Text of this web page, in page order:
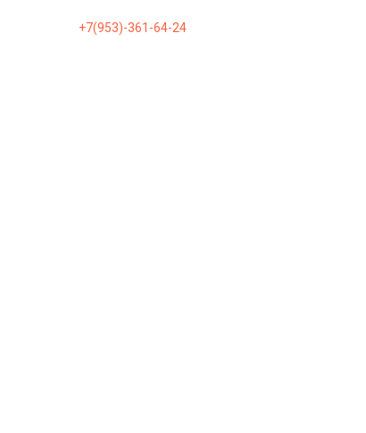
+7(953)-361-64-24